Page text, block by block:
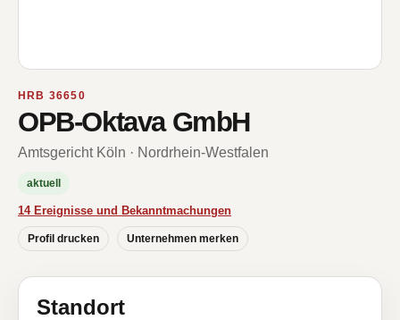
HRB 36650
OPB-Oktava GmbH
Amtsgericht Köln · Nordrhein-Westfalen
aktuell
14 Ereignisse und Bekanntmachungen
Profil drucken Unternehmen merken
Standort